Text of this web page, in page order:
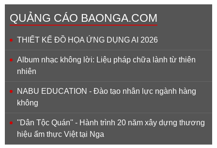
QUẢNG CÁO BAONGA.COM
THIẾT KẾ ĐỒ HỌA ỨNG DỤNG AI 2026
Album nhạc không lời: Liệu pháp chữa lành từ thiên
nhiên
NABU EDUCATION - Đào tạo nhân lực ngành hàng
không
''Dân Tộc Quán'' - Hành trình 20 năm xây dựng thương
hiệu ẩm thực Việt tại Nga